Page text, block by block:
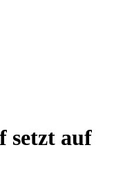
setzt auf